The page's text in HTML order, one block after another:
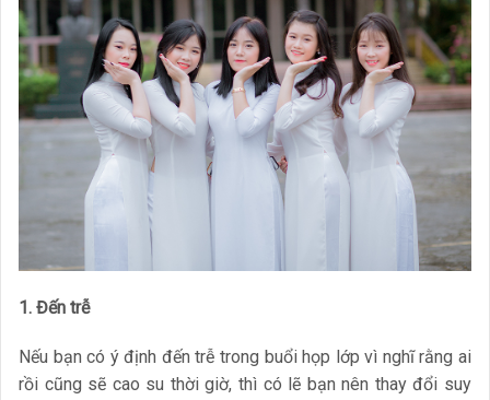
1. Đến trễ
Nếu bạn có ý định đến trễ trong buổi họp lớp vì nghĩ rằng ai
rồi cũng sẽ cao su thời giờ, thì có lẽ bạn nên thay đổi suy